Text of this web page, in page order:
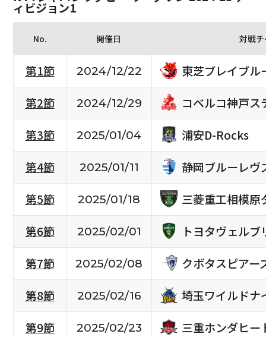
ィビジョン1
No. 開催日 対戦
第1節 2024/12/22
東芝ブレイブル
第2節
2024/12/29
コベルコ神戸ス
第3節
2025/01/04
浦安D-Rocks
第4節
2025/01/11
静岡ブルーレヴ
第5節
2025/01/18
三菱重工相模原
第6節
2025/02/01
トヨタヴェルブ
第7節
2025/02/08
クボタスピアー
第8節
2025/02/16
埼玉ワイルドナ
第9節
2025/02/23
三重ホンダヒー